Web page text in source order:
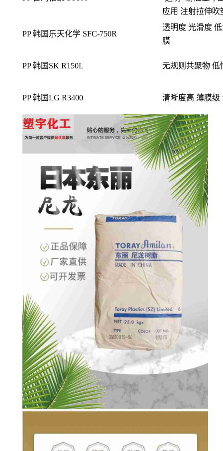
应用 注射拉伸吹
PP 韩国乐天化学 SFC-750R
透明度 光滑度
膜
PP 韩国SK R150L 无规则共聚物 低
PP 韩国LG R3400 清晰度高 薄膜级